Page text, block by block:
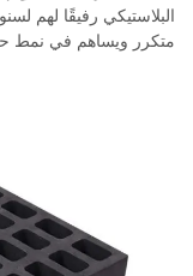
البلاستيكي رفيقًا لهم
متكرر ويساهم في نمط